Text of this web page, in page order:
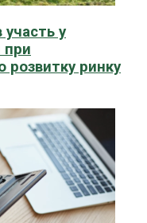
у
при
розвитку ринку